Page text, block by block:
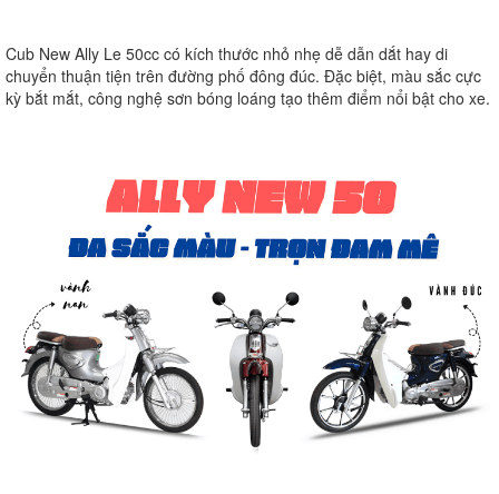
Cub New Ally Le 50cc có kích thước nhỏ nhẹ dễ dẫn dắt hay di
chuyển thuận tiện trên đường phố đông đúc. Đặc biệt, màu sắc cực
kỳ bắt mắt, công nghệ sơn bóng loáng tạo thêm điểm nổi bật cho xe.